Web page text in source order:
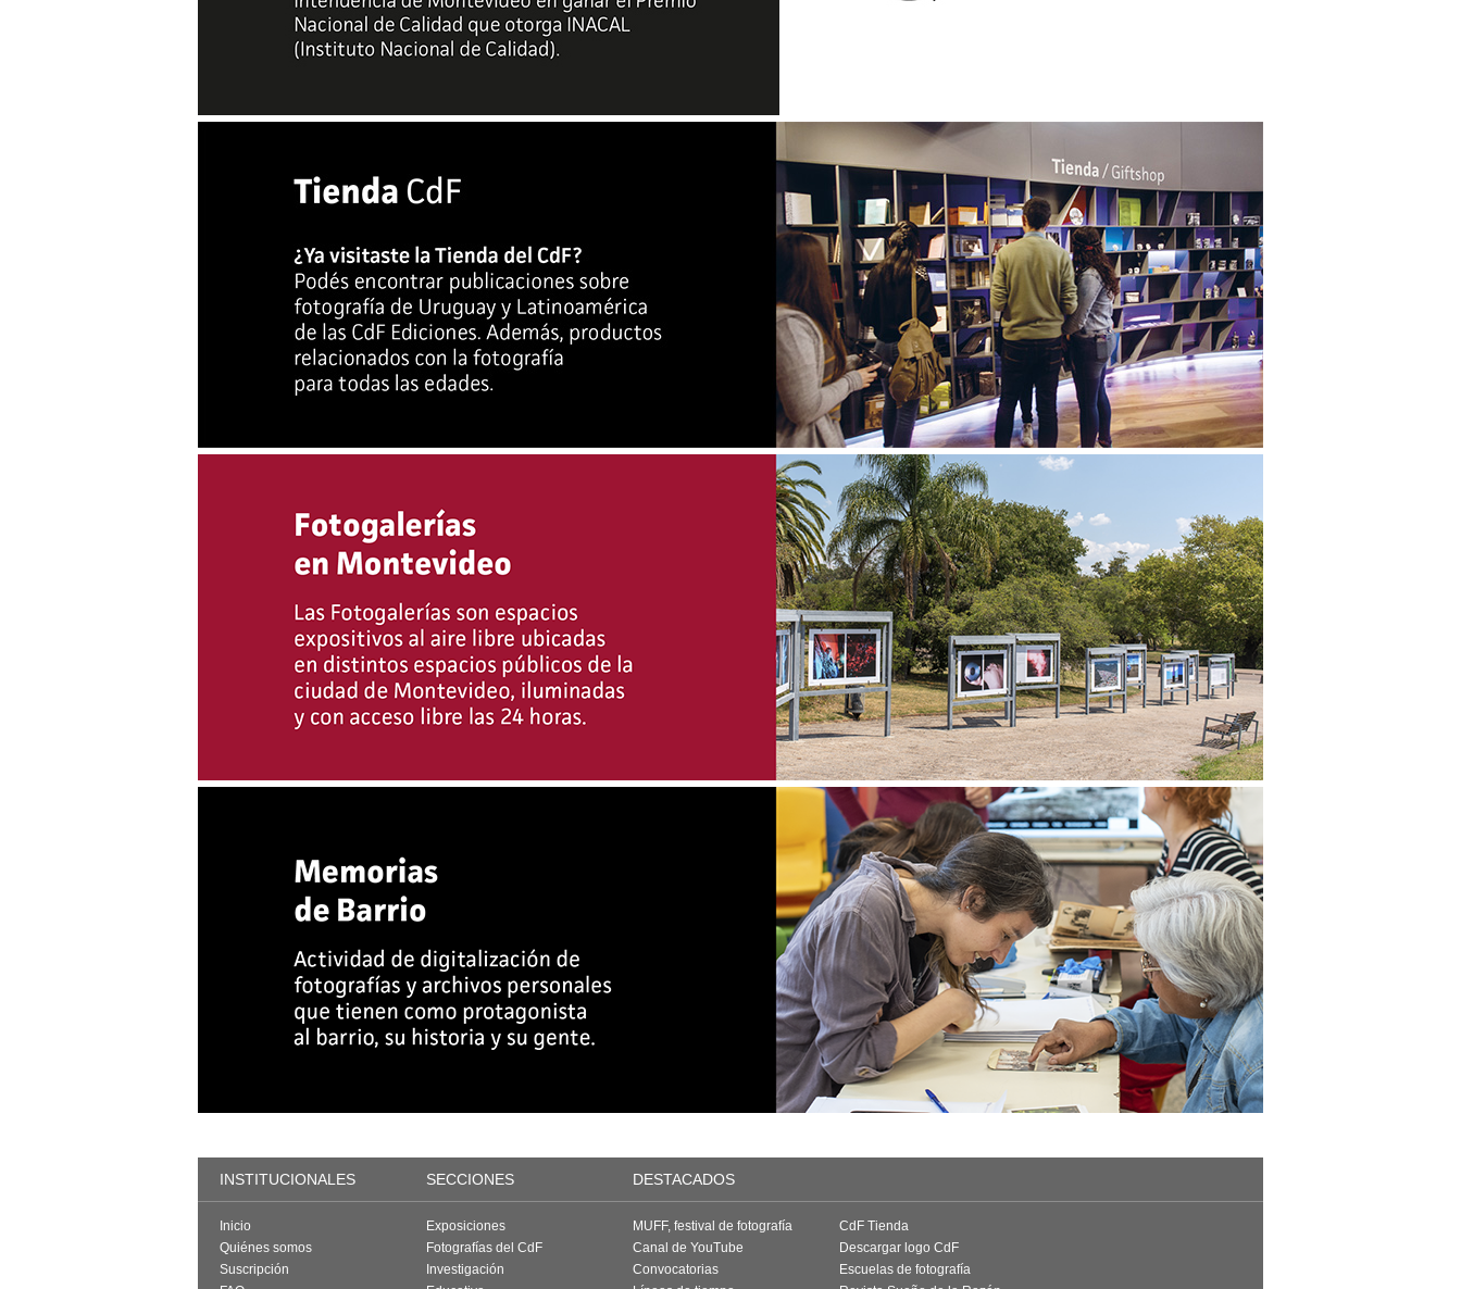
INSTITUCIONALES SECCIONES DESTACADOS
Inicio
Quiénes somos
Suscripción
Exposiciones
Fotografías del CdF
Investigación
MUFF, festival de fotografía
Canal de YouTube
Convocatorias
CdF Tienda
Descargar logo CdF
Escuelas de fotografía